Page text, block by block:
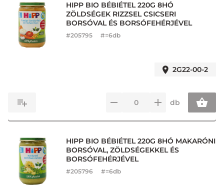
HIPP BIO BÉBIÉTEL 220G 8HÓ
ZÖLDSÉGEK RIZZSEL CSICSERI
BORSÓVAL ÉS BORSÓFEHÉRJÉVEL
#205795 #=6db
2G22-00-2
db
HIPP BIO BÉBIÉTEL 220G 8HÓ MAKARÓNI
BORSÓVAL, ZÖLDSÉGEKKEL ÉS
BORSÓFEHÉRJÉVEL
#205796 #=6db